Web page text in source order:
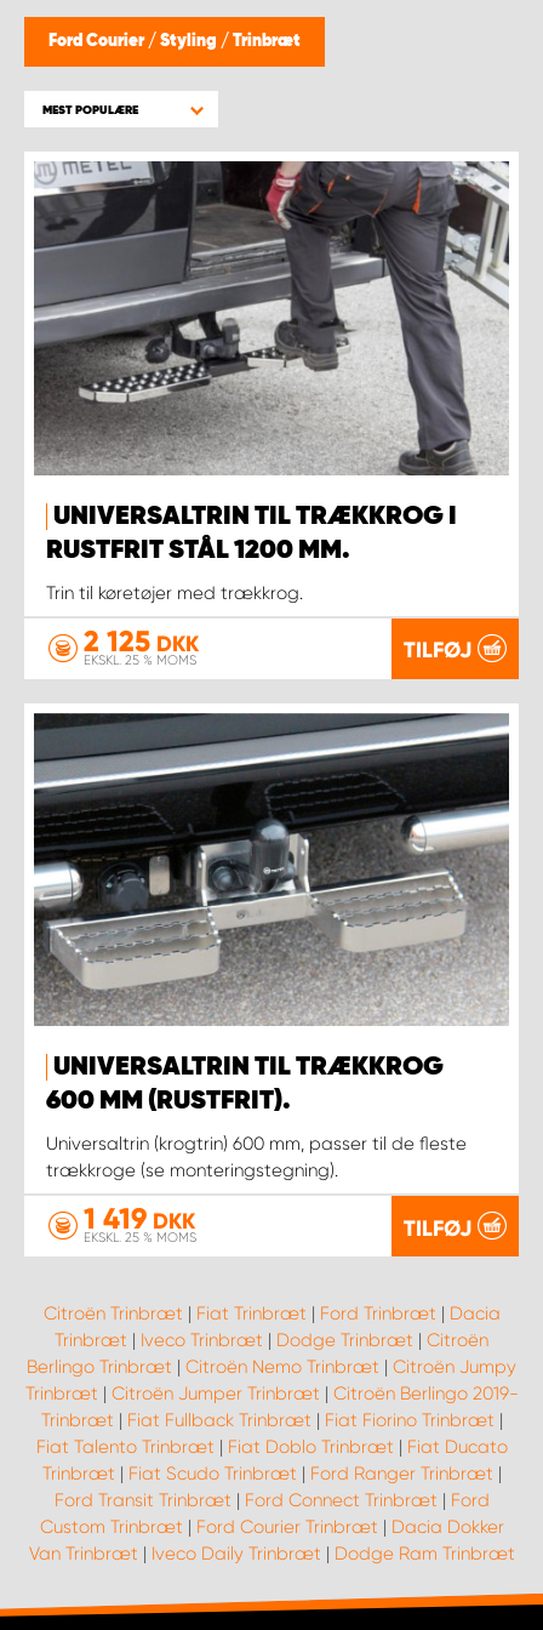
Ford Courier / Styling / Trinbræt
MEST POPULÆRE
UNIVERSALTRIN TIL TRÆKKROG I
RUSTFRIT STÅL 1200 MM.
Trin til køretøjer med trækkrog.
2 125 DKK
EKSKL. 25 % MOMS TILFØJ
UNIVERSALTRIN TIL TRÆKKROG
600 MM (RUSTFRIT).
Universaltrin (krogtrin) 600 mm, passer til de fleste
trækkroge (se monteringstegning).
1 419 DKK
EKSKL. 25 % MOMS TILFØJ
Citroën Trinbræt | Fiat Trinbræt | Ford Trinbræt | Dacia
Trinbræt | Iveco Trinbræt | Dodge Trinbræt | Citroën
Berlingo Trinbræt | Citroën Nemo Trinbræt | Citroën Jumpy
Trinbræt | Citroën Jumper Trinbræt | Citroën Berlingo 2019-
Trinbræt | Fiat Fullback Trinbræt | Fiat Fiorino Trinbræt |
Fiat Talento Trinbræt | Fiat Doblo Trinbræt | Fiat Ducato
Trinbræt | Fiat Scudo Trinbræt | Ford Ranger Trinbræt |
Ford Transit Trinbræt | Ford Connect Trinbræt | Ford
Custom Trinbræt | Ford Courier Trinbræt | Dacia Dokker
Van Trinbræt | Iveco Daily Trinbræt | Dodge Ram Trinbræt